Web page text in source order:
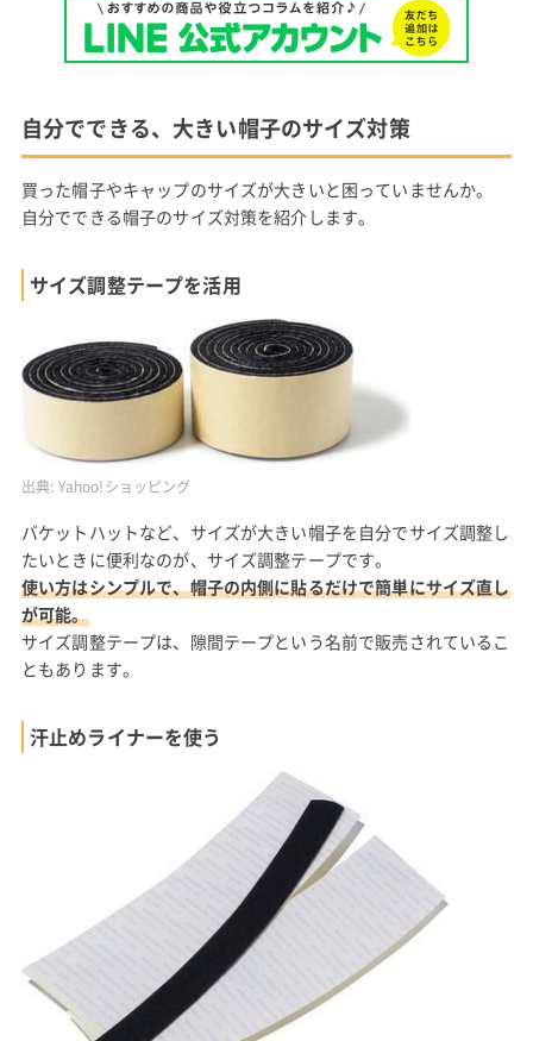
自分でできる、大きい帽子のサイズ対策
買った帽子やキャップのサイズが大きいと困っていませんか。
自分でできる帽子のサイズ対策を紹介します。
サイズ調整テープを活用
出典: Yahoo!ショッピング
バケットハットなど、サイズが大きい帽子を自分でサイズ調整し
たいときに便利なのが、サイズ調整テープです。
使い方はシンプルで、帽子の内側に貼るだけで簡単にサイズ直し
が可能。
サイズ調整テープは、隙間テープという名前で販売されているこ
ともあります。
汗止めライナーを使う